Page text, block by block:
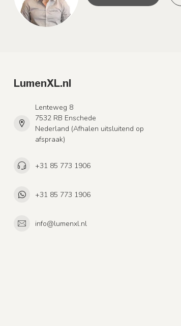
LumenXL.nl
Lenteweg 8
7532 RB Enschede
Nederland (Afhalen uitsluitend op
afspraak)
+31 85 773 1906
+31 85 773 1906
info@lumenxl.nl